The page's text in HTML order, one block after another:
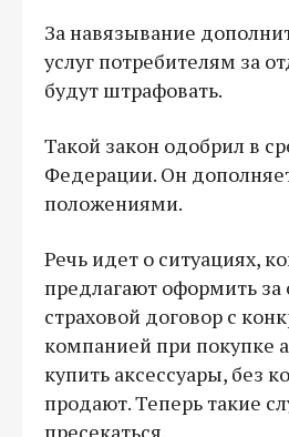
За навязывание
услуг потребителям за
будут штрафовать.
Такой закон одобрил в
Федерации. Он
положениями.
Речь идет о ситуациях,
предлагают оформить за
страховой договор с
компанией при покупке
купить аксессуары, без
продают. Теперь такие
пресекаться.